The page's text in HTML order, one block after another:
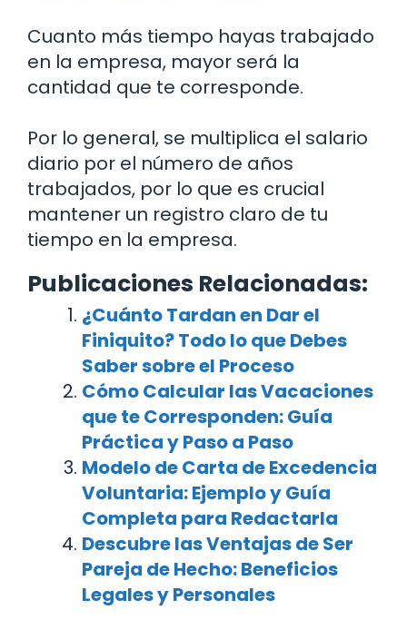
Cuanto más tiempo hayas trabajado
en la empresa, mayor será la
cantidad que te corresponde.
Por lo general, se multiplica el salario
diario por el número de años
trabajados, por lo que es crucial
mantener un registro claro de tu
tiempo en la empresa.
Publicaciones Relacionadas:
¿Cuánto Tardan en Dar el
Finiquito? Todo lo que Debes
Saber sobre el Proceso
Cómo Calcular las Vacaciones
que te Corresponden: Guía
Práctica y Paso a Paso
Modelo de Carta de Excedencia
Voluntaria: Ejemplo y Guía
Completa para Redactarla
Descubre las Ventajas de Ser
Pareja de Hecho: Beneficios
Legales y Personales